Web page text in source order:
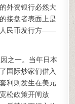
外资银行必然大
接盘者表面上是
人民币发行方——
之一。当年日本
国际炒家们借入
利则发生在美元
松政策开闸放